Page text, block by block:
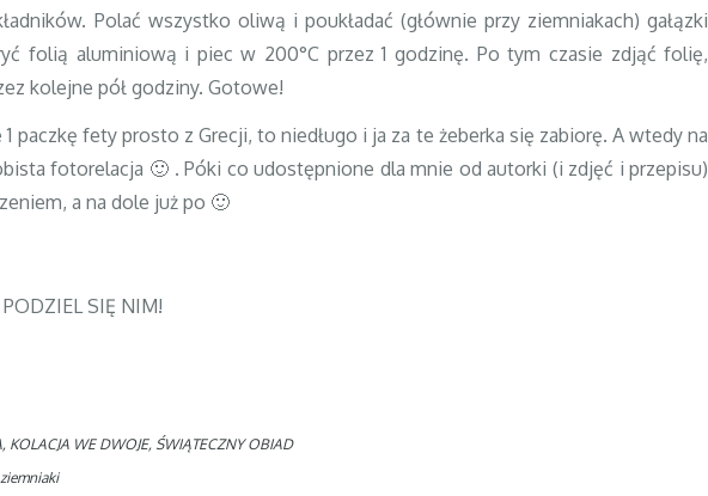
Polać wszystko oliwą i poukładać (głównie przy ziemniakach) gałązki
folią aluminiową i piec w 200°C przez 1 godzinę. Po tym czasie zdjąć folię,
kolejne pół godziny. Gotowe!
paczkę fety prosto z Grecji, to niedługo i ja za te żeberka się zabiorę. A wtedy na
fotorelacja 🙂 . Póki co udostępnione dla mnie od autorki (i zdjęć i przepisu)
a na dole już po 🙂
SIĘ NIM!
, KOLACJA WE DWOJE, ŚWIĄTECZNY OBIAD
ziemniaki